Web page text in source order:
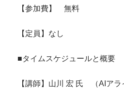
【参加費】 無料
【定員】なし
■タイムスケジュールと概要
【講師】山川 宏 氏 （AIアラ